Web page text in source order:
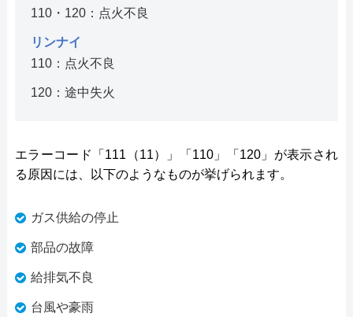
110・120：点火不良
リンナイ
110：点火不良
120：途中失火
エラーコード「111（11）」「110」「120」が表示され
る原因には、以下のようなものが挙げられます。
ガス供給の停止
部品の故障
給排気不良
台風や豪雨